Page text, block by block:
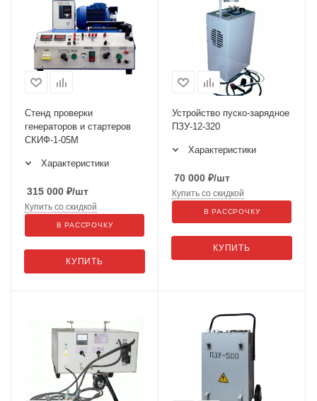
Стенд проверки
генераторов и стартеров
СКИФ-1-05M
Характеристики
315 000 ₽/шт
КУПИТЬ
Купить со скидкой
В РАССРОЧКУ
Устройство пуско-зарядное
ПЗУ-12-320
Характеристики
70 000 ₽/шт
КУПИТЬ
Купить со скидкой
В РАССРОЧКУ